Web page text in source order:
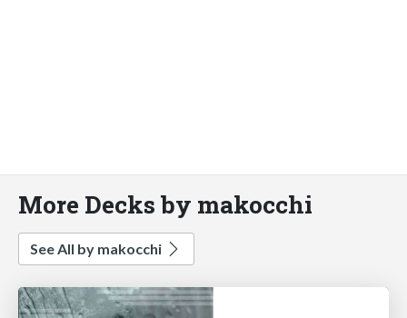
More Decks by makocchi
See All by makocchi